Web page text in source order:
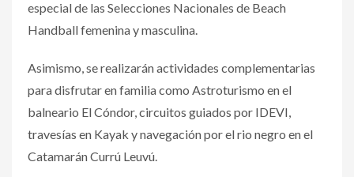
especial de las Selecciones Nacionales de Beach
Handball femenina y masculina.
Asimismo, se realizarán actividades complementarias
para disfrutar en familia como Astroturismo en el
balneario El Cóndor, circuitos guiados por IDEVI,
travesías en Kayak y navegación por el rio negro en el
Catamarán Currú Leuvú.